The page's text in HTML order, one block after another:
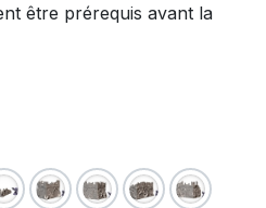
être prérequis avant la